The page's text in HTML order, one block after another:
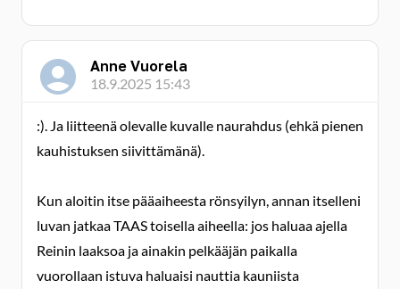
Anne Vuorela
18.9.2025 15:43
:). Ja liitteenä olevalle kuvalle naurahdus (ehkä pienen
kauhistuksen siivittämänä).
Kun aloitin itse pääaiheesta rönsyilyn, annan itselleni
luvan jatkaa TAAS toisella aiheella: jos haluaa ajella
Reinin laaksoa ja ainakin pelkääjän paikalla
vuorollaan istuva haluaisi nauttia kauniista